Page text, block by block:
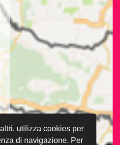
utilizza cookies per
di navigazione. Per